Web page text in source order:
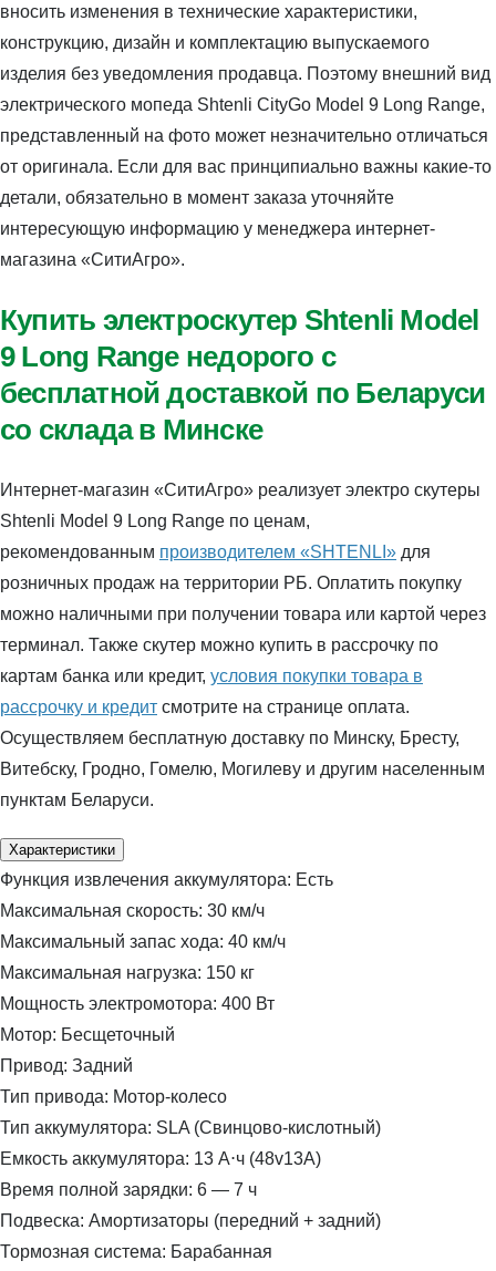
вносить изменения в технические характеристики,
конструкцию, дизайн и комплектацию выпускаемого
изделия без уведомления продавца. Поэтому внешний вид
электрического мопеда Shtenli CityGo Model 9 Long Range,
представленный на фото может незначительно отличаться
от оригинала. Если для вас принципиально важны какие-то
детали, обязательно в момент заказа уточняйте
интересующую информацию у менеджера интернет-
магазина «СитиАгро».
Купить электроскутер Shtenli Model
9 Long Range недорого с
бесплатной доставкой по Беларуси
со склада в Минске
Интернет-магазин «СитиАгро» реализует электро скутеры
Shtenli Model 9 Long Range по ценам,
рекомендованным производителем «SHTENLI» для
розничных продаж на территории РБ. Оплатить покупку
можно наличными при получении товара или картой через
терминал. Также скутер можно купить в рассрочку по
картам банка или кредит, условия покупки товара в
рассрочку и кредит смотрите на странице оплата.
Осуществляем бесплатную доставку по Минску, Бресту,
Витебску, Гродно, Гомелю, Могилеву и другим населенным
пунктам Беларуси.
Характеристики
Функция извлечения аккумулятора: Есть
Максимальная скорость: 30 км/ч
Максимальный запас хода: 40 км/ч
Максимальная нагрузка: 150 кг
Мощность электромотора: 400 Вт
Мотор: Бесщеточный
Привод: Задний
Тип привода: Мотор-колесо
Тип аккумулятора: SLA (Свинцово-кислотный)
Емкость аккумулятора: 13 А⋅ч (48v13A)
Время полной зарядки: 6 — 7 ч
Подвеска: Амортизаторы (передний + задний)
Тормозная система: Барабанная